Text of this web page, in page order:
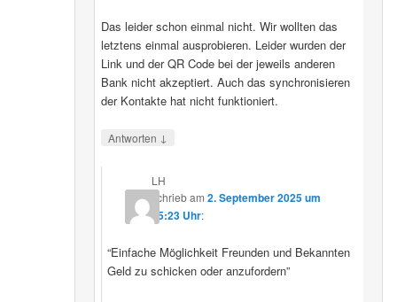
Das leider schon einmal nicht. Wir wollten das
letztens einmal ausprobieren. Leider wurden der
Link und der QR Code bei der jeweils anderen
Bank nicht akzeptiert. Auch das synchronisieren
der Kontakte hat nicht funktioniert.
Antworten ↓
LH
schriebam2. September 2025 um
15:23 Uhr:
“Einfache Möglichkeit Freunden und Bekannten
Geld zu schicken oder anzufordern”